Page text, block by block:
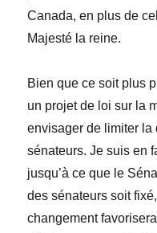
Canada, en plus de
Majesté la reine.
Bien que ce soit plus
un projet de loi sur la
envisager de limiter la
sénateurs. Je suis en
jusqu’à ce que le
des sénateurs soit
changement